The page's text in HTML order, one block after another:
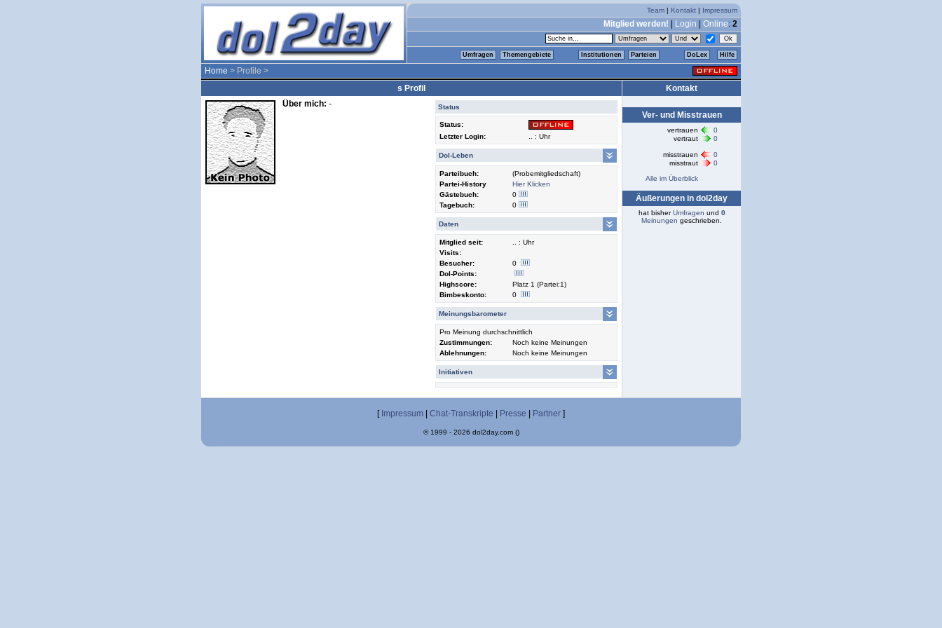
Team | Kontakt | Impressum
Mitglied werden! Login Online: 2
Umfragen Themengebiete Institutionen Parteien DoLex Hilfe
Home > Profile >
s Profil
Status
Status:
Letzter Login:
.. : Uhr
Dol-Leben
Parteibuch:
(Probemitgliedschaft)
Partei-History
Hier Klicken
Gästebuch:
0
Tagebuch:
0
Daten
Mitglied seit:
.. : Uhr
Visits:
Besucher:
0
Dol-Points:
Highscore:
Platz 1 (Partei:1)
Bimbeskonto:
0
Meinungsbarometer
Pro Meinung durchschnittlich
Zustimmungen:
Noch keine Meinungen
Ablehnungen:
Noch keine Meinungen
Initiativen
Über mich: -
Kontakt
Ver- und Misstrauen
vertrauen
0
vertraut
0
misstrauen
0
misstraut
0
Alle im Überblick
Äußerungen in dol2day
hat bisherUmfragen und 0
Meinungen geschrieben.
[ Impressum Chat-Transkripte Presse Partner ]
© 1999 - 2026 dol2day.com ()